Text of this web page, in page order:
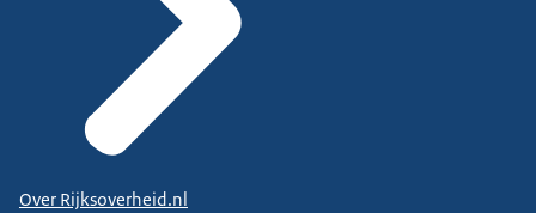
Over Rijksoverheid.nl